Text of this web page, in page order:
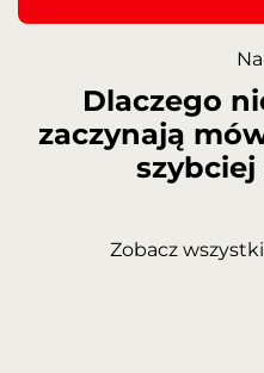
Dlaczego
zaczynają
szybciej
Zobacz